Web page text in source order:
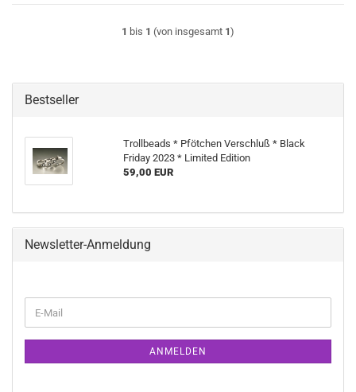
1 bis 1 (von insgesamt 1)
Bestseller
Trollbeads * Pfötchen Verschluß * Black
Friday 2023 * Limited Edition
59,00 EUR
Newsletter-Anmeldung
ZUR
E-
Mail
ANMELDEN